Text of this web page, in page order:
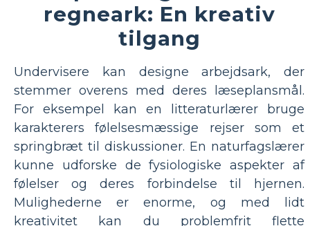
regneark: En kreativ
tilgang
Undervisere kan designe arbejdsark, der
stemmer overens med deres læseplansmål.
For eksempel kan en litteraturlærer bruge
karakterers følelsesmæssige rejser som et
springbræt til diskussioner. En naturfagslærer
kunne udforske de fysiologiske aspekter af
følelser og deres forbindelse til hjernen.
Mulighederne er enorme, og med lidt
kreativitet kan du problemfrit flette